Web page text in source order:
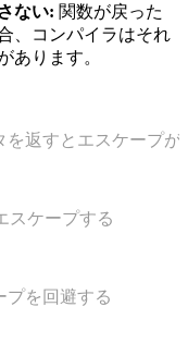
ない: 関数が戻った
、コンパイラはそれ
あります。
返すとエスケープが
ケープする
を回避する